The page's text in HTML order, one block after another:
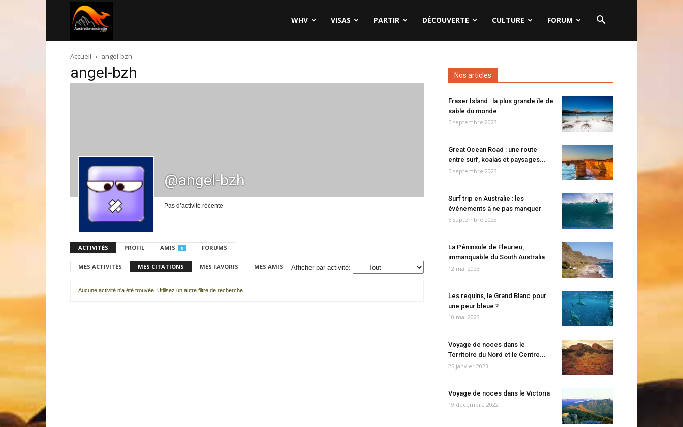
australie.com
WHV VISAS PARTIR DÉCOUVERTE CULTURE FORUM
Accueil angel-bzh
angel-bzh
@angel-bzh
Pas d’activité récente
ACTIVITÉS PROFIL AMIS 0 FORUMS
MES ACTIVITÉS MES CITATIONS MES FAVORIS MES AMIS Afficher par activité:
Aucune activité n'a été trouvée. Utilisez un autre filtre de recherche.
Nos articles
Fraser Island : la plus grande île de
sable du monde
5 septembre 2023
Great Ocean Road : une route
entre surf, koalas et paysages...
5 septembre 2023
Surf trip en Australie : les
événements à ne pas manquer
5 septembre 2023
La Péninsule de Fleurieu,
immanquable du South Australia
12 mai 2023
Les requins, le Grand Blanc pour
une peur bleue ?
10 mai 2023
Voyage de noces dans le
Territoire du Nord et le Centre...
25 janvier 2023
Voyage de noces dans le Victoria
19 décembre 2022